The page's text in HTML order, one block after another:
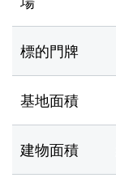
標的門牌
基地面積
建物面積